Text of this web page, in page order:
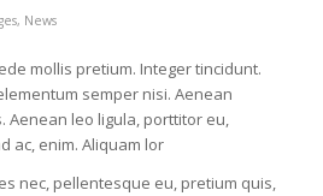
, News
mollis pretium. Integer tincidunt.
semper nisi. Aenean
leo ligula, porttitor eu,
ac, enim. Aliquam lor
nec, pellentesque eu, pretium quis,